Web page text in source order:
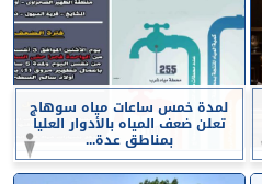
لمدة خمس ساعات مياه سوهاج
تعلن ضعف المياه بالأدوار العليا
بمناطق عدة...